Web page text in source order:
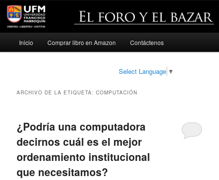
Ir
Ir
Inicio Comprar libro en Amazon Contáctenos
Select Language ▼
ARCHIVO DE LA ETIQUETA:COMPUTACIÓN
¿Podría una computadora
decirnos cuál es el mejor
ordenamiento institucional
que necesitamos?